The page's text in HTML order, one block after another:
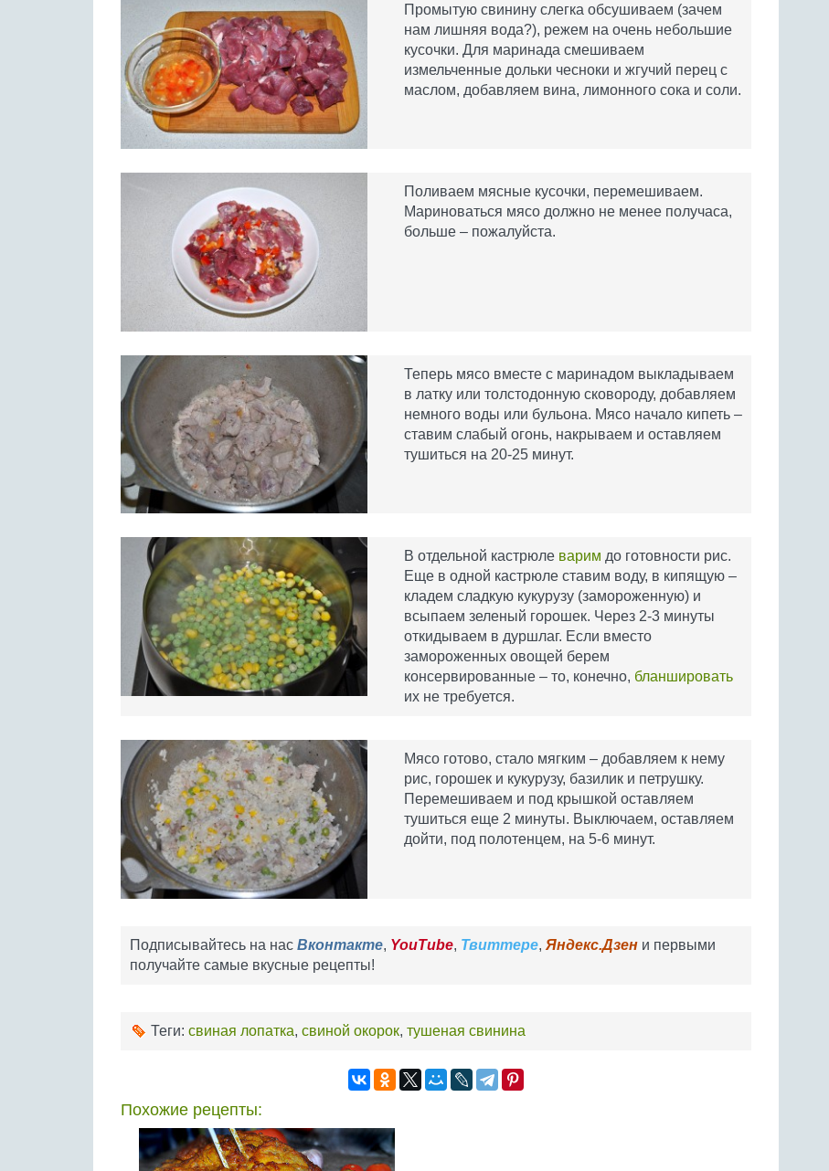
Промытую свинину слегка обсушиваем (зачем
нам лишняя вода?), режем на очень небольшие
кусочки. Для маринада смешиваем
измельченные дольки чесноки и жгучий перец с
маслом, добавляем вина, лимонного сока и соли.
Поливаем мясные кусочки, перемешиваем.
Мариноваться мясо должно не менее получаса,
больше – пожалуйста.
Теперь мясо вместе с маринадом выкладываем
в латку или толстодонную сковороду, добавляем
немного воды или бульона. Мясо начало кипеть –
ставим слабый огонь, накрываем и оставляем
тушиться на 20-25 минут.
В отдельной кастрюле варим до готовности рис.
Еще в одной кастрюле ставим воду, в кипящую –
кладем сладкую кукурузу (замороженную) и
всыпаем зеленый горошек. Через 2-3 минуты
откидываем в дуршлаг. Если вместо
замороженных овощей берем
консервированные – то, конечно, бланшировать
их не требуется.
Мясо готово, стало мягким – добавляем к нему
рис, горошек и кукурузу, базилик и петрушку.
Перемешиваем и под крышкой оставляем
тушиться еще 2 минуты. Выключаем, оставляем
дойти, под полотенцем, на 5-6 минут.
Подписывайтесь на нас Вконтакте, YouTube, Твиттере, Яндекс.Дзен и первыми
получайте самые вкусные рецепты!
Теги: свиная лопатка, свиной окорок, тушеная свинина
Похожие рецепты: